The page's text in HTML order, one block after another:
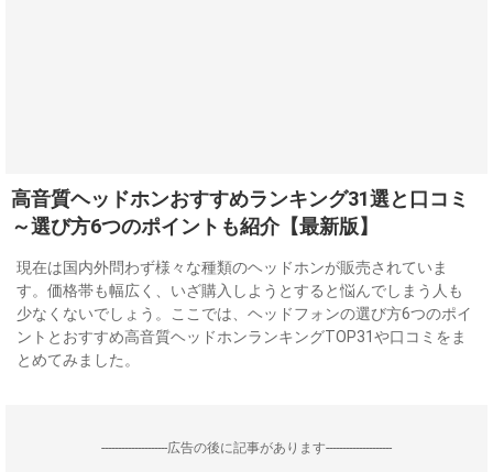
高音質ヘッドホンおすすめランキング31選と口コミ
～選び方6つのポイントも紹介【最新版】
現在は国内外問わず様々な種類のヘッドホンが販売されていま
す。価格帯も幅広く、いざ購入しようとすると悩んでしまう人も
少なくないでしょう。ここでは、ヘッドフォンの選び方6つのポイ
ントとおすすめ高音質ヘッドホンランキングTOP31や口コミをま
とめてみました。
--------------------広告の後に記事があります--------------------